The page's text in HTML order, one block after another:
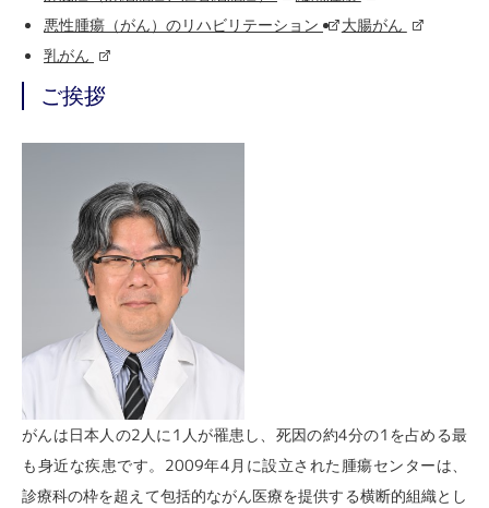
悪性腫瘍（がん）のリハビリテーション
大腸がん
乳がん
ご挨拶
がんは日本人の2人に1人が罹患し、死因の約4分の1を占める最
も身近な疾患です。2009年4月に設立された腫瘍センターは、
診療科の枠を超えて包括的ながん医療を提供する横断的組織とし